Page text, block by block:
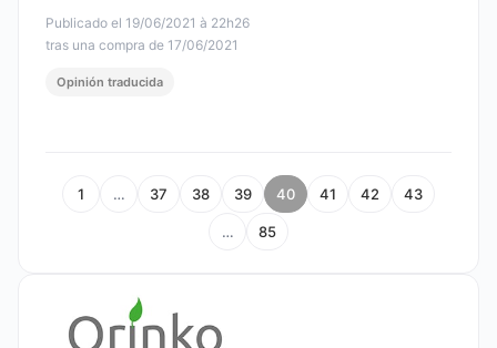
Publicado el 19/06/2021 à 22h26
tras una compra de 17/06/2021
Opinión traducida
1 … 37 38 39 40 41 42 43
… 85